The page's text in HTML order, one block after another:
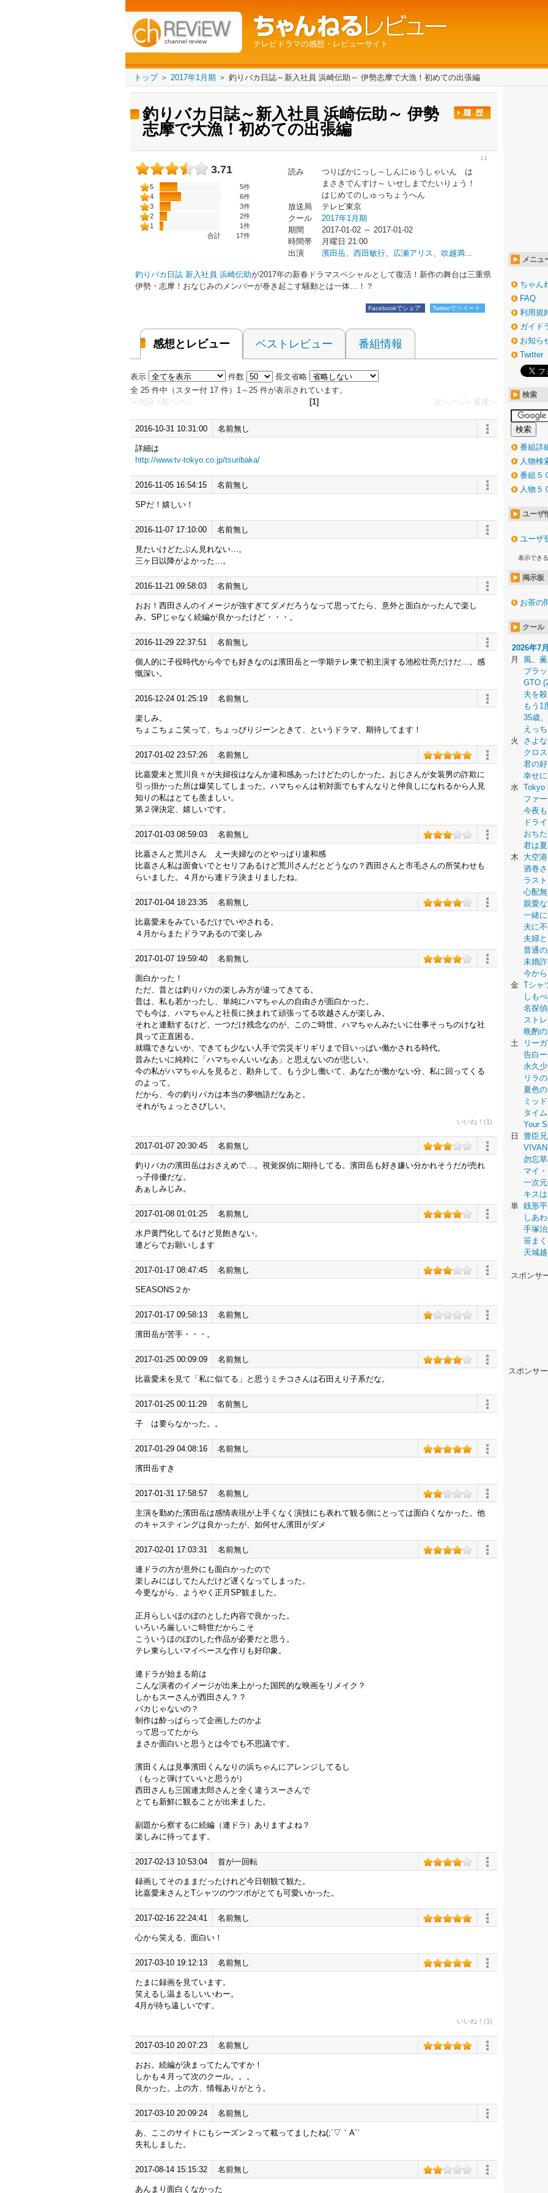
channel review テレビドラマの感想・レビューサイト
トップ＞ 2017年1月期 ＞ 釣りバカ日誌～新入社員 浜崎伝助～ 伊勢志摩で大漁！初めての出張編
釣りバカ日誌～新入社員 浜崎伝助～ 伊勢
志摩で大漁！初めての出張編
↓↓
3.71
5
5件
4
6件
3
3件
2
2件
1
1件
合計
17件
読み
つりばかにっし～しんにゅうしゃいん は
まさきでんすけ～ いせしまでたいりょう！
はじめてのしゅっちょうへん
放送局
テレビ東京
クール
2017年1月期
期間
2017-01-02 ～ 2017-01-02
時間帯
月曜日 21:00
出演
濱田岳、 西田敏行、 広瀬アリス、 吹越満...
釣りバカ日誌 新入社員 浜崎伝助が2017年の新春ドラマスペシャルとして復活！新作の舞台は三重県
伊勢・志摩！おなじみのメンバーが巻き起こす騒動とは一体…！？
Facebookでシェア Twitterでツイート
感想とレビュー ベストレビュー 番組情報
表示 件数
長文省略
全 25 件中（スター付 17 件）1～25 件が表示されています。
≪先頭 <前ページ 次ページ> 最後≫
[1]
2016-10-31 10:31:00 名前無し
詳細は
http://www.tv-tokyo.co.jp/tsuribaka/
2016-11-05 16:54:15 名前無し
SPだ！嬉しい！
2016-11-07 17:10:00 名前無し
見たいけどたぶん見れない…。
三ヶ日以降がよかった…。
2016-11-21 09:58:03 名前無し
おお！西田さんのイメージが強すぎてダメだろうなって思ってたら、意外と面白かったんで楽し
み。SPじゃなく続編が良かったけど・・・。
2016-11-29 22:37:51 名前無し
個人的に子役時代から今でも好きなのは濱田岳と一学期テレ東で初主演する池松壮亮だけだ…。感
慨深い。
2016-12-24 01:25:19 名前無し
楽しみ。
ちょこちょこ笑って、ちょっぴりジーンときて、というドラマ、期待してます！
2017-01-02 23:57:26 名前無し
比嘉愛未と荒川良々が夫婦役はなんか違和感あったけどたのしかった。おじさんが女装男の詐欺に
引っ掛かった所は爆笑してしまった。ハマちゃんは初対面でもすんなりと仲良しになれるから人見
知りの私はとても羨ましい。
第２弾決定、嬉しいです。
2017-01-03 08:59:03 名前無し
比嘉さんと荒川さん えー夫婦なのとやっぱり違和感
比嘉さん私は面食いでとセリフあるけど荒川さんだとどうなの？西田さんと市毛さんの所笑わせも
らいました。４月から連ドラ決まりましたね。
2017-01-04 18:23:35 名前無し
比嘉愛未をみているだけでいやされる。
４月からまたドラマあるので楽しみ
2017-01-07 19:59:40 名前無し
面白かった！
ただ、昔とは釣りバカの楽しみ方が違ってきてる。
昔は、私も若かったし、単純にハマちゃんの自由さが面白かった。
でも今は、ハマちゃんと社長に挟まれて頑張ってる吹越さんが楽しみ。
それと連動するけど、一つだけ残念なのが、このご時世、ハマちゃんみたいに仕事そっちのけな社
員って正直困る。
就職できないか、できても少ない人手で労災ギリギリまで目いっぱい働かされる時代。
昔みたいに純粋に「ハマちゃんいいなあ」と思えないのが悲しい。
今の私がハマちゃんを見ると、勘弁して、もう少し働いて、あなたが働かない分、私に回ってくる
のよって。
だから、今の釣りバカは本当の夢物語だなあと。
それがちょっとさびしい。
いいね！(1)
2017-01-07 20:30:45 名前無し
釣りバカの濱田岳はおさえめで…。視覚探偵に期待してる。濱田岳も好き嫌い分かれそうだが売れ
っ子俳優だな。
あぁしみじみ。
2017-01-08 01:01:25 名前無し
水戸黄門化してるけど見飽きない。
連どらでお願いします
2017-01-17 08:47:45 名前無し
SEASONS２か
2017-01-17 09:58:13 名前無し
濱田岳が苦手・・・。
2017-01-25 00:09:09 名前無し
比嘉愛未を見て「私に似てる」と思うミチコさんは石田えり子系だな。
2017-01-25 00:11:29 名前無し
子 は要らなかった。。
2017-01-29 04:08:16 名前無し
濱田岳すき
2017-01-31 17:58:57 名前無し
主演を勤めた濱田岳は感情表現が上手くなく演技にも表れて観る側にとっては面白くなかった。他
のキャスティングは良かったが、如何せん濱田がダメ
2017-02-01 17:03:31 名前無し
連ドラの方が意外にも面白かったので
楽しみにはしてたんだけど遅くなってしまった。
今更ながら、ようやく正月SP観ました。
正月らしいほのぼのとした内容で良かった。
いろいろ厳しいご時世だからこそ
こういうほのぼのした作品が必要だと思う。
テレ東らしいマイペースな作りも好印象。
連ドラが始まる前は
こんな演者のイメージが出来上がった国民的な映画をリメイク？
しかもスーさんが西田さん？？
バカじゃないの？
制作は酔っぱらって企画したのかよ
って思ってたから
まさか面白いと思うとは今でも不思議です。
濱田くんは見事濱田くんなりの浜ちゃんにアレンジしてるし
（もっと弾けていいと思うが）
西田さんも三国連太郎さんと全く違うスーさんで
とても新鮮に観ることが出来ました。
副題から察するに続編（連ドラ）ありますよね？
楽しみに待ってます。
2017-02-13 10:53:04 首が一回転
録画してそのままだったけれど今日朝観て観た。
比嘉愛未さんとTシャツのウツボがとても可愛いかった。
2017-02-16 22:24:41 名前無し
心から笑える、面白い！
2017-03-10 19:12:13 名前無し
たまに録画を見ています。
笑えるし温まるしいいわー。
4月が待ち遠しいです。
いいね！(1)
2017-03-10 20:07:23 名前無し
おお。続編が決まってたんですか！
しかも４月って次のクール。。。
良かった。上の方、情報ありがとう。
2017-03-10 20:09:24 名前無し
あ、ここのサイトにもシーズン２って載ってましたね(;´▽｀A``
失礼しました。
2017-08-14 15:15:32 名前無し
あんまり面白くなかった
メニュ
ちゃん
FAQ
利用規
ガイド
お知ら
Twitter
検索
番組詳
人物検
番組５
人物５
ユーザ
ユーザ
表示でき
掲示板
お茶の
クール
2026年7
月
風、
ブラ
GTO
夫を
もう1
35歳
えっ
火
さよ
クロ
君の
幸せ
水 Tokyo
ファ
今夜
ドラ
おち
君は
木
大空
酒巻
ラス
心配
親愛
一緒
夫に
夫婦
普通
未婚
今か
金 Tシャ
しも
名探
スト
晩酌
土
リー
告白
永久
リラ
夏色
ミッ
タイ
Your
日
豊臣
勿忘
マイ
一次
キス
単 銭形
しあ
手塚
笹ま
天城
スポンサ
スポンサ